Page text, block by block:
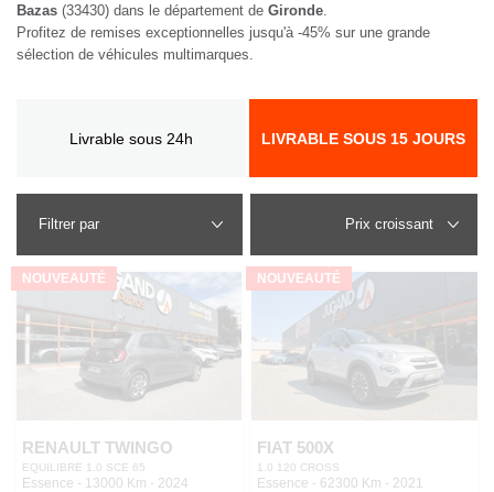
Bazas (33430) dans le département de Gironde
Profitez de remises exceptionnelles jusqu'à -45% sur une grande
sélection de véhicules multimarques.
Livrable sous 24h LIVRABLE SOUS 15 JOURS
Filtrer par
NOUVEAUTÉ
RENAULT TWINGO
EQUILIBRE 1.0 SCE 65
Essence - 13000 Km - 2024
NOUVEAUTÉ
FIAT 500X
1.0 120 CROSS
Essence - 62300 Km - 2021